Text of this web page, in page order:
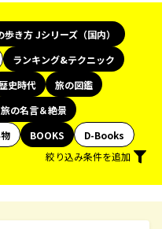
歩き方 Jシリーズ（国内）
ランキング&テクニック
史時代
旅の図鑑
の名言＆絶景
BOOKS
D-Books
絞り込み条件を追加